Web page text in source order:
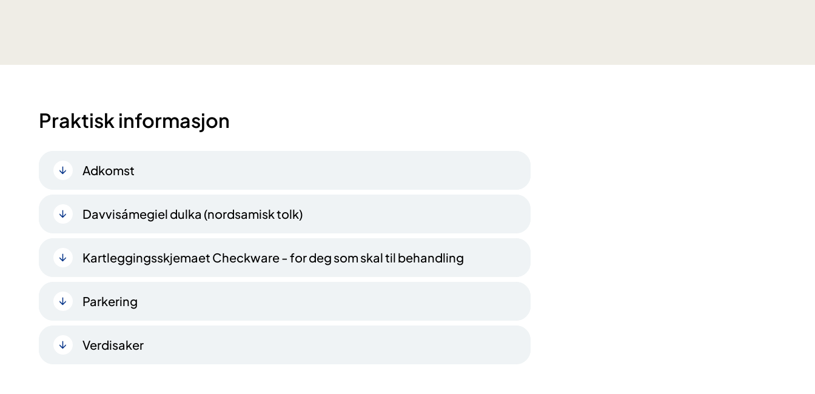
Praktisk informasjon
Adkomst
Davvisámegiel dulka (nordsamisk tolk)
Kartleggingsskjemaet Checkware - for deg som skal til behandling
Parkering
Verdisaker